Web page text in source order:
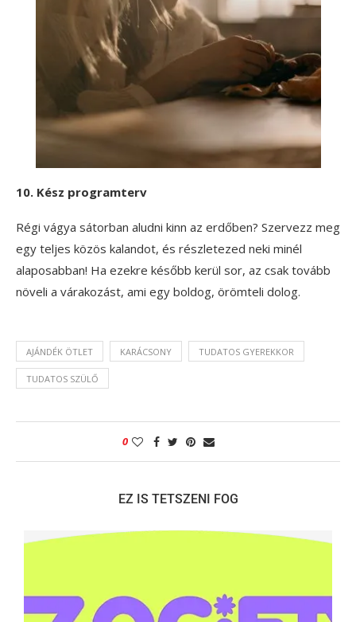
10. Kész programterv
Régi vágya sátorban aludni kinn az erdőben? Szervezz meg
egy teljes közös kalandot, és részletezed neki minél
alaposabban! Ha ezekre később kerül sor, az csak tovább
növeli a várakozást, ami egy boldog, örömteli dolog.
AJÁNDÉK ÖTLET KARÁCSONY TUDATOS GYEREKKOR
TUDATOS SZÜLŐ
0
EZ IS TETSZENI FOG